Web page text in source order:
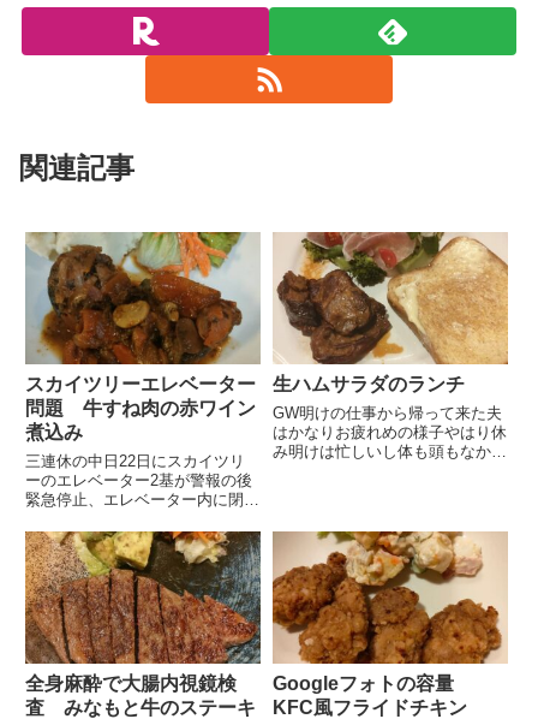
関連記事
スカイツリーエレベーター
問題 牛すね肉の赤ワイン
煮込み
三連休の中日22日にスカイツリ
ーのエレベーター2基が警報の後
緊急停止、エレベーター内に閉じ
に救出されたとのことエレベータ
ーを待っていた方のお話によれば
緊急停止時に大きな音がしたそう
です乗っていた方達はさぞ恐ろ...
生ハムサラダのランチ
GW明けの仕事から帰って来た夫
はかなりお疲れめの様子やはり休
み明けは忙しいし体も頭もなかな
配しています連休中のお昼ご飯残
っていたスペアリブ 生ハムサ
ラ...
全身麻酔で大腸内視鏡検
査 みなもと牛のステーキ
Googleフォトの容量
KFC風フライドチキン